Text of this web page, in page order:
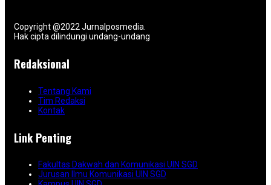
Copyright @2022 Jurnalposmedia.
Hak cipta dilindungi undang-undang
Redaksional
Tentang Kami
Tim Redaksi
Kontak
Link Penting
Fakultas Dakwah dan Komunikasi UIN SGD
Jurusan Ilmu Komunikasi UIN SGD